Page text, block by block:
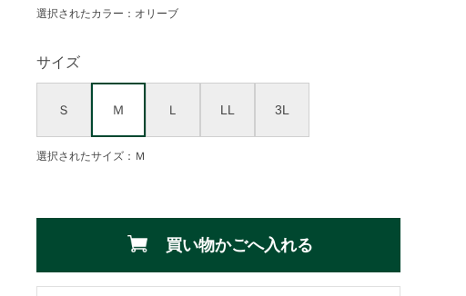
選択されたカラー：オリーブ
サイズ
Ｓ Ｍ Ｌ LL 3L
選択されたサイズ：Ｍ
買い物かごへ入れる